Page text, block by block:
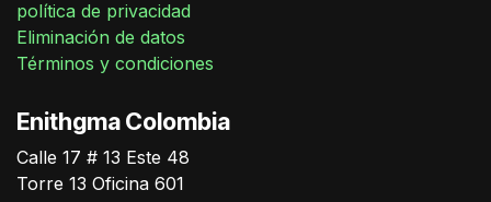
German Triana
Online
política de privacidad
Eliminación de datos
Términos y condiciones
Enithgma Colombia
Calle 17 # 13 Este 48
Torre 13 Oficina 601